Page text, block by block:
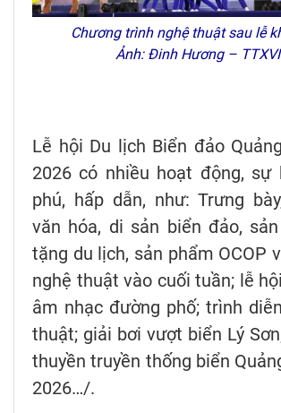
Chương trình nghệ thuật sau lễ
Ảnh: Đinh Hương –
Lễ hội Du lịch Biển đảo
2026 có nhiều hoạt động, sự
phú, hấp dẫn, như: Trưng
văn hóa, di sản biển đảo,
tặng du lịch, sản phẩm OCOP
nghệ thuật vào cuối tuần; lễ
âm nhạc đường phố; trình
thuật; giải bơi vượt biển Lý
thuyền truyền thống biển
2026…/.